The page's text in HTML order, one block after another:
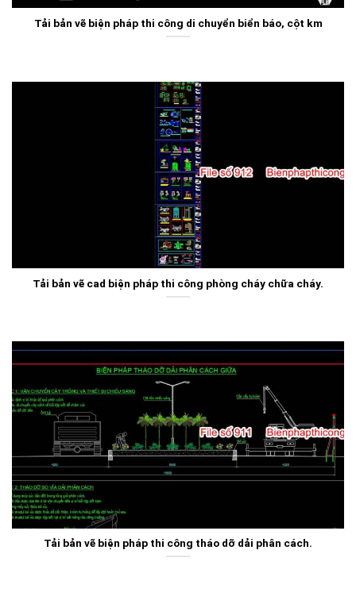
Tải bản vẽ biện pháp thi công di chuyển biển báo, cột km
Tải bản vẽ cad biện pháp thi công phòng cháy chữa cháy.
Tải bản vẽ biện pháp thi công tháo dỡ dải phân cách.